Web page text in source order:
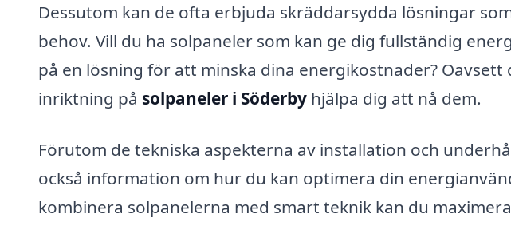
Dessutom kan de ofta erbjuda skräddarsydda lösningar
behov. Vill du ha solpaneler som kan ge dig fullständig
på en lösning för att minska dina energikostnader?
inriktning på solpaneler i Söderby hjälpa dig att nå dem.
Förutom de tekniska aspekterna av installation och
också information om hur du kan optimera din
kombinera solpanelerna med smart teknik kan du